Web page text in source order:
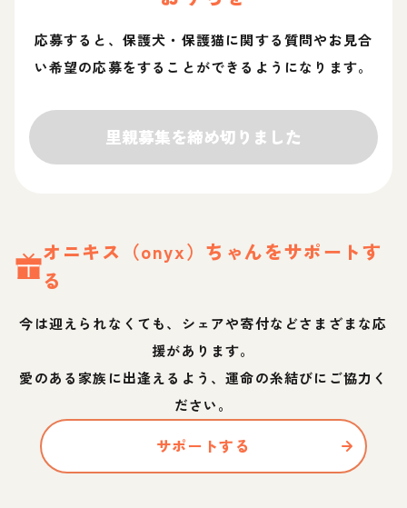
応募すると、保護犬・保護猫に関する質問やお見合
い希望の応募をすることができるようになります。
里親募集を締め切りました
オニキス（onyx） ちゃんをサポートす
る
今は迎えられなくても、シェアや寄付などさまざまな応
援があります。
愛のある家族に出逢えるよう、運命の糸結びにご協力く
ださい。
サポートする